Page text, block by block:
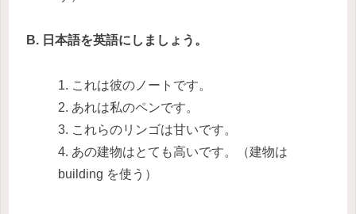
B. 日本語を英語にしましょう。
1. これは彼のノートです。
2. あれは私のペンです。
3. これらのリンゴは甘いです。
4. あの建物はとても高いです。（建物は
building を使う）